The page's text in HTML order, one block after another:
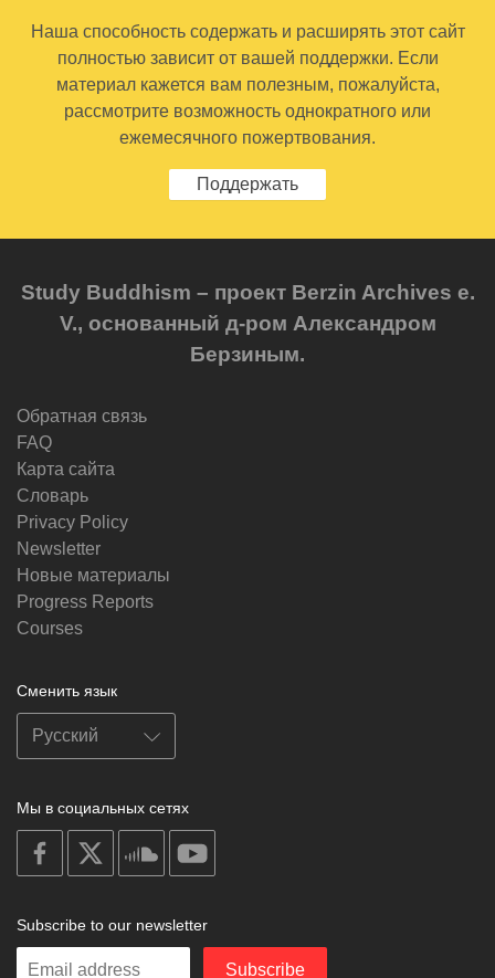
Наша способность содержать и расширять этот сайт
полностью зависит от вашей поддержки. Если
материал кажется вам полезным, пожалуйста,
рассмотрите возможность однократного или
ежемесячного пожертвования.
Поддержать
Study Buddhism – проект Berzin Archives e.
V., основанный д-ром Александром
Берзиным.
Обратная связь
FAQ
Карта сайта
Словарь
Privacy Policy
Newsletter
Новые материалы
Progress Reports
Courses
Сменить язык
Мы в социальных сетях
on
facebook
soundcloud
Subscribe to our newsletter
Enter
Subscribe